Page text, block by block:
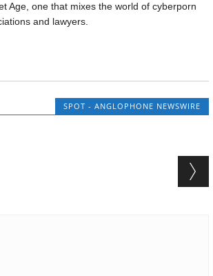
Age, one that mixes the world of cyberporn
and lawyers.
SPOT - ANGLOPHONE NEWSWIRE